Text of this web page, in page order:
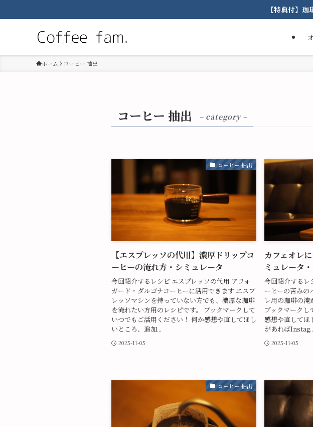
【特典付】
ホーム コーヒー 抽出
コーヒー 抽出 – category –
コーヒー 抽出
【エスプレッソの代用】濃厚ドリップコ
ーヒーの淹れ方・シミュレータ
今回紹介するレシピ エスプレッソの代用 アフォ
ガード・ダルゴナコーヒーに活用できます エスプ
レッソマシンを持っていない方でも、濃厚な珈琲
を淹れたい方用のレシピです。 ブックマークして
いつでもご活用ください！ 何か感想や直してほし
いところ、追加...
2025-11-05
カフェオレ
ミュレータ
今回紹介するレ
ーヒーの苦みの
レ用の珈琲の淹
ブックマークし
感想や直してほ
があれば
2025-11-05
コーヒー 抽出